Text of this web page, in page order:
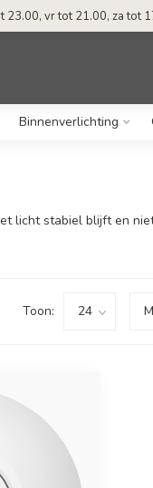
23.00, vr tot 21.00, za tot
Binnenverlichting
licht stabiel blijft en
Toon: